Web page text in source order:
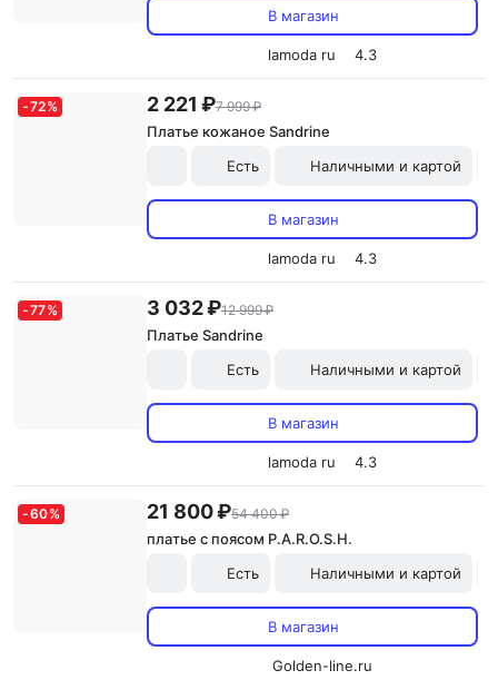
В магазин
lamoda ru 4.3
-72% 2 221 ₽7 999 ₽
Платье кожаное Sandrine
Есть
Наличными и картой
В магазин
lamoda ru 4.3
-77% 3 032 ₽12 999 ₽
Платье Sandrine
Есть
Наличными и картой
В магазин
lamoda ru 4.3
-60% 21 800 ₽54 400 ₽
платье с поясом P.A.R.O.S.H.
Есть
Наличными и картой
В магазин
Golden-line.ru